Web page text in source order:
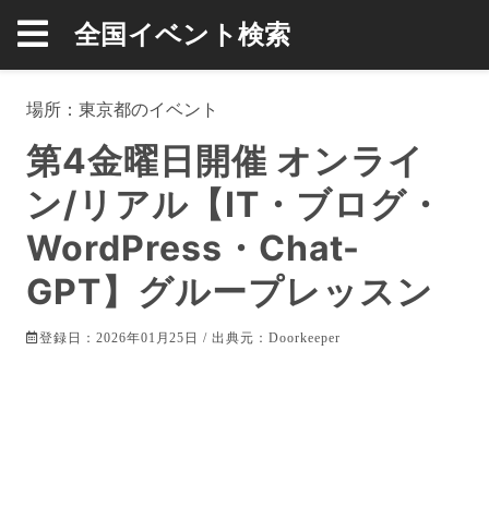
全国イベント検索
場所： 東京都のイベント
第4金曜日開催 オンライ
ン/リアル【IT・ブログ・
WordPress・Chat-
GPT】グループレッスン
登録日：2026年01月25日 / 出典元：Doorkeeper